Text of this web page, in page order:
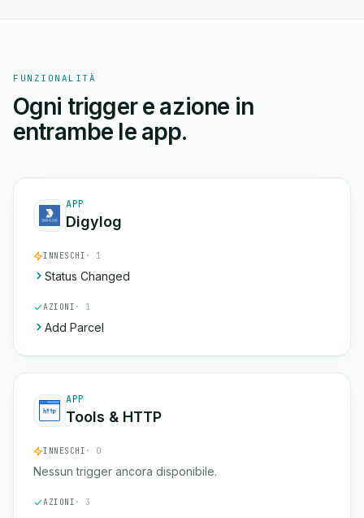
FUNZIONALITÀ
Ogni trigger e azione in
entrambe le app.
APP
Digylog
INNESCHI · 1
Status Changed
AZIONI · 1
Add Parcel
APP
Tools & HTTP
INNESCHI · 0
Nessun trigger ancora disponibile.
AZIONI · 3